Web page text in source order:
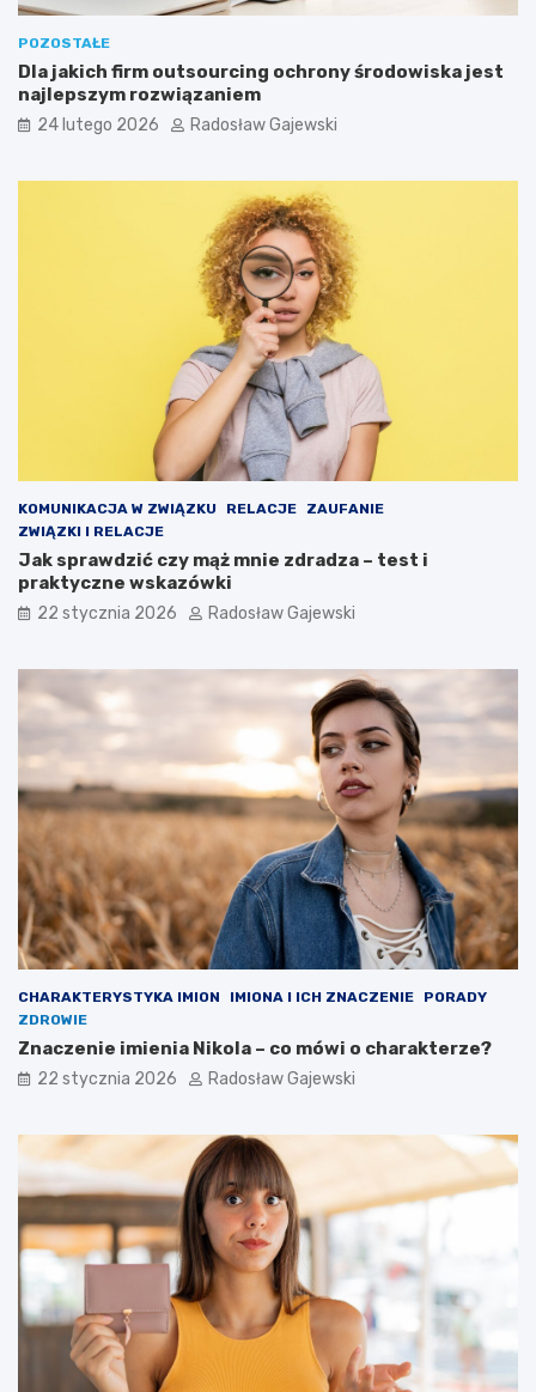
POZOSTAŁE
Dla jakich firm outsourcing ochrony środowiska jest
najlepszym rozwiązaniem
24 lutego 2026 Radosław Gajewski
KOMUNIKACJA W ZWIĄZKU RELACJE
ZAUFANIE
ZWIĄZKI I RELACJE
Jak sprawdzić czy mąż mnie zdradza – test i
praktyczne wskazówki
22 stycznia 2026 Radosław Gajewski
CHARAKTERYSTYKA IMION IMIONA I ICH ZNACZENIE
PORADY
ZDROWIE
Znaczenie imienia Nikola – co mówi o charakterze?
22 stycznia 2026 Radosław Gajewski